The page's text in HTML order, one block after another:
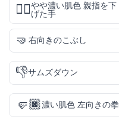
👎🏾やや濃い肌色 親指を下
げた手
🤜 右向きのこぶし
👎サムズダウン
🤛🏿濃い肌色 左向きの拳